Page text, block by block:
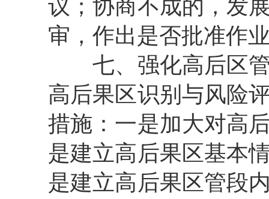
议；协商不成的，发
审，作出是否批准作
七、强化高后区管
高后果区识别与风险
措施：一是加大对高
是建立高后果区基本
是建立高后果区管段